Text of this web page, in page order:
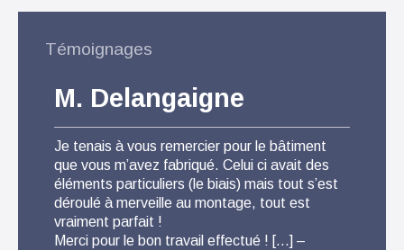
Témoignages
M. Delangaigne
Je tenais à vous remercier pour le bâtiment
que vous m’avez fabriqué. Celui ci avait des
éléments particuliers (le biais) mais tout s’est
déroulé à merveille au montage, tout est
vraiment parfait !
Merci pour le bon travail effectué ! […] –